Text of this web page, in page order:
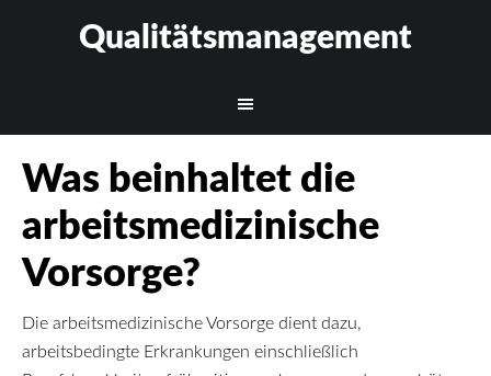
Qualitätsmanagement
Was beinhaltet die
arbeitsmedizinische
Vorsorge?
Die arbeitsmedizinische Vorsorge dient dazu,
arbeitsbedingte Erkrankungen einschließlich